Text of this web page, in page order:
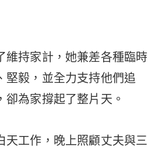
維持家計，她兼差各種臨時
堅毅，並全力支持他們追
為家撐起了整片天。
天工作，晚上照顧丈夫與三